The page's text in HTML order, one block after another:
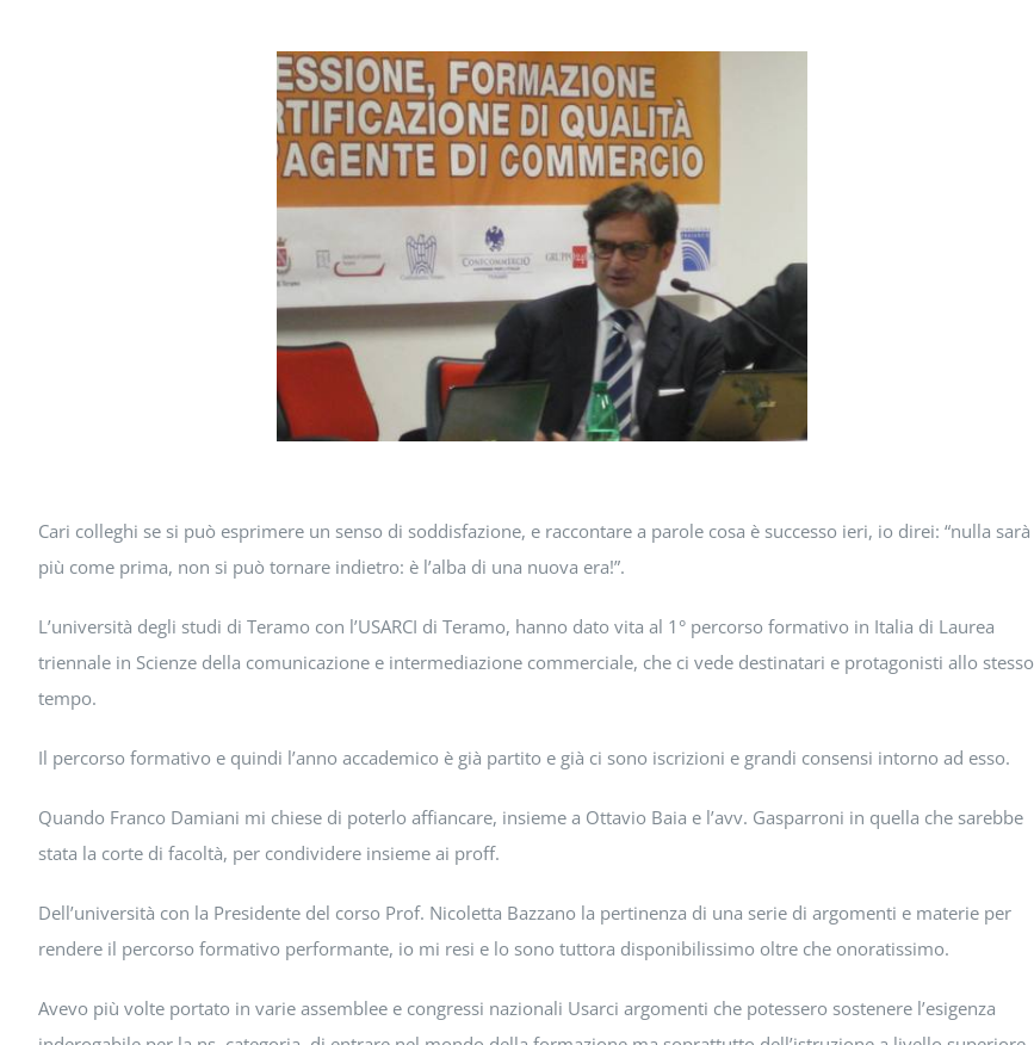
Cari colleghi se si può esprimere un senso di soddisfazione, e raccontare a parole cosa è successo ieri, io direi: “nulla sarà
più come prima, non si può tornare indietro: è l’alba di una nuova era!”.
L’università degli studi di Teramo con l’USARCI di Teramo, hanno dato vita al 1° percorso formativo in Italia di Laurea
triennale in Scienze della comunicazione e intermediazione commerciale, che ci vede destinatari e protagonisti allo stesso
tempo.
Il percorso formativo e quindi l’anno accademico è già partito e già ci sono iscrizioni e grandi consensi intorno ad esso.
Quando Franco Damiani mi chiese di poterlo affiancare, insieme a Ottavio Baia e l’avv. Gasparroni in quella che sarebbe
stata la corte di facoltà, per condividere insieme ai proff.
Dell’università con la Presidente del corso Prof. Nicoletta Bazzano la pertinenza di una serie di argomenti e materie per
rendere il percorso formativo performante, io mi resi e lo sono tuttora disponibilissimo oltre che onoratissimo.
Avevo più volte portato in varie assemblee e congressi nazionali Usarci argomenti che potessero sostenere l’esigenza